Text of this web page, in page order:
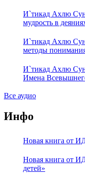
И`тикад Ахлю
мудрость в
пришло в Коране
И`тикад Ахлю
методы
означает
И`тикад Ахлю
Имена
Все аудио
Инфо
Новая книга от
Новая книга от
детей»